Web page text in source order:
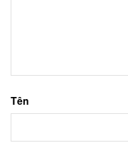
Tên